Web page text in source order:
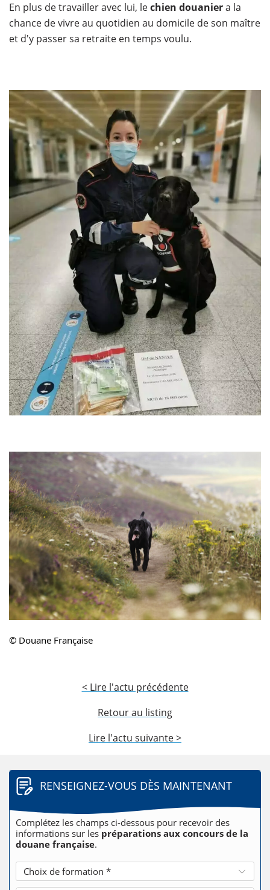
En plus de travailler avec lui, lechien douaniera la
chance de vivre au quotidien au domicile de son maître
et d'y passer sa retraite en temps voulu.
© Douane Française
< Lire l'actu précédente
Retour au listing
Lire l'actu suivante >
RENSEIGNEZ-VOUS DÈS MAINTENANT
Complétez les champs ci-dessous pour recevoir des
informations sur les préparations aux concours de la
douane française.
Choix de formation *